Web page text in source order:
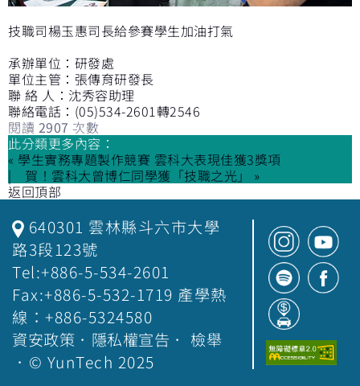
技職司楊玉惠司長給參賽學生加油打氣
承辦單位：研發處
單位主管：張傳育研發長
聯 絡 人：沈秀容助理
聯絡電話：(05)534-2601轉2546
閱讀 2907 次數
此分類更多內容：
« 學生實務專題製作競賽 雲科大表現佳獲3獎項
賀！雲科大曾博仁同學獲「技職之光」 »
返回頂部
640301 雲林縣斗六市大學
路3段123號
Tel:+886-5-534-2601
Fax:+886-5-532-1719 產學熱
線：+886-5324580
資安政策 ． 隱私權宣告 ． 檢舉
．© YunTech 2025